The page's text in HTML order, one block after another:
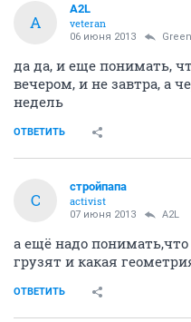
A
A2L
veteran
06 июня 2013
да да, и еще понимать,
вечером, и не завтра, а
недель
ОТВЕТИТЬ
С
стройпапа
activist
07 июня 2013 A2L
а ещё надо
грузят и какая
ОТВЕТИТЬ